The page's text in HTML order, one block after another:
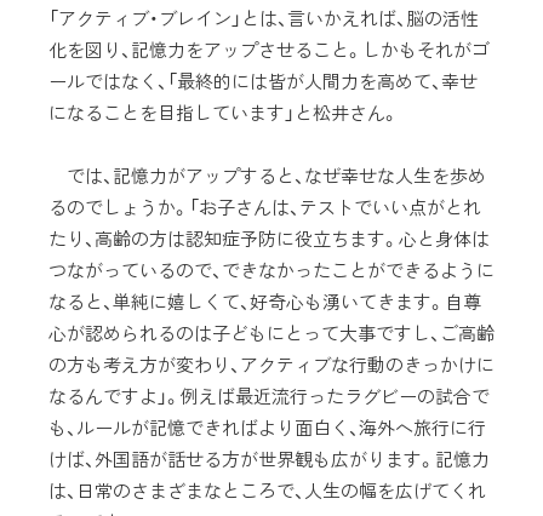
「アクティブ・ブレイン」とは、言いかえれば、脳の活性
化を図り、記憶力をアップさせること。しかもそれがゴ
ールではなく、「最終的には皆が人間力を高めて、幸せ
になることを目指しています」と松井さん。
では、記憶力がアップすると、なぜ幸せな人生を歩め
るのでしょうか。「お子さんは、テストでいい点がとれ
たり、高齢の方は認知症予防に役立ちます。心と身体は
つながっているので、できなかったことができるように
なると、単純に嬉しくて、好奇心も湧いてきます。自尊
心が認められるのは子どもにとって大事ですし、ご高齢
の方も考え方が変わり、アクティブな行動のきっかけに
なるんですよ」。例えば最近流行ったラグビーの試合で
も、ルールが記憶できればより面白く、海外へ旅行に行
けば、外国語が話せる方が世界観も広がります。記憶力
は、日常のさまざまなところで、人生の幅を広げてくれ